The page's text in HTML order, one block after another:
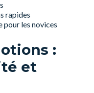
rapides
pour les novices
:
et